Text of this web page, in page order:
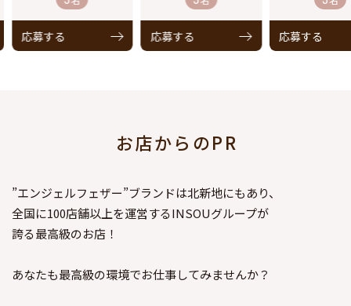
応募する 応募する 応募する
お店からのPR
”エンジェルフェザー”ブランドは北新地にもあり、
全国に100店舗以上を運営するINSOUグループが
誇る最高級のお店！
あなたも最高級の環境でお仕事してみませんか？